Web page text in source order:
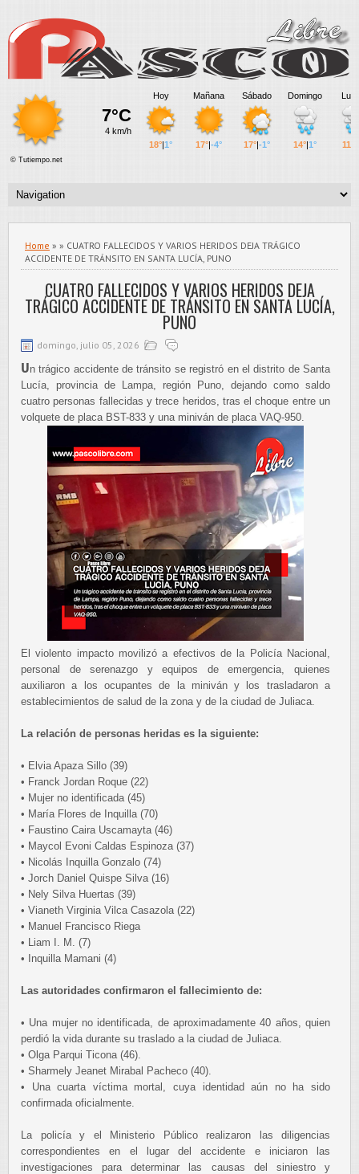
Home » » CUATRO FALLECIDOS Y VARIOS HERIDOS DEJA TRÁGICO
ACCIDENTE DE TRÁNSITO EN SANTA LUCÍA, PUNO
CUATRO FALLECIDOS Y VARIOS HERIDOS DEJA
TRÁGICO ACCIDENTE DE TRÁNSITO EN SANTA LUCÍA,
PUNO
domingo, julio 05, 2026
Un trágico accidente de tránsito se registró en el distrito de Santa
Lucía, provincia de Lampa, región Puno, dejando como saldo
cuatro personas fallecidas y trece heridos, tras el choque entre un
volquete de placa BST-833 y una miniván de placa VAQ-950.
El violento impacto movilizó a efectivos de la Policía Nacional,
personal de serenazgo y equipos de emergencia, quienes
auxiliaron a los ocupantes de la miniván y los trasladaron a
establecimientos de salud de la zona y de la ciudad de Juliaca.
La relación de personas heridas es la siguiente:
• Elvia Apaza Sillo (39)
• Franck Jordan Roque (22)
• Mujer no identificada (45)
• María Flores de Inquilla (70)
• Faustino Caira Uscamayta (46)
• Maycol Evoni Caldas Espinoza (37)
• Nicolás Inquilla Gonzalo (74)
• Jorch Daniel Quispe Silva (16)
• Nely Silva Huertas (39)
• Vianeth Virginia Vilca Casazola (22)
• Manuel Francisco Riega
• Liam I. M. (7)
• Inquilla Mamani (4)
Las autoridades confirmaron el fallecimiento de:
• Una mujer no identificada, de aproximadamente 40 años, quien
perdió la vida durante su traslado a la ciudad de Juliaca.
• Olga Parqui Ticona (46).
• Sharmely Jeanet Mirabal Pacheco (40).
• Una cuarta víctima mortal, cuya identidad aún no ha sido
confirmada oficialmente.
La policía y el Ministerio Público realizaron las diligencias
correspondientes en el lugar del accidente e iniciaron las
investigaciones para determinar las causas del siniestro y